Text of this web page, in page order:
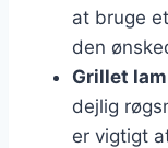
at bruge
den
Grillet
dejlig
er vigtigt